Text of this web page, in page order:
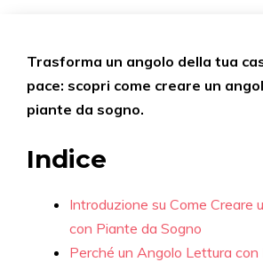
Trasforma un angolo della tua
pace: scopri come creare un
piante da sogno.
Indice
Introduzione su Come Creare
con Piante da Sogno
Perché un Angolo Lettura con